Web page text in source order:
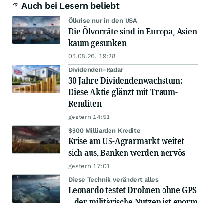
Auch bei Lesern beliebt
Ölkrise nur in den USA
Die Ölvorräte sind in Europa, Asien
kaum gesunken
06.08.26, 19:28
Dividenden-Radar
30 Jahre Dividendenwachstum:
Diese Aktie glänzt mit Traum-
Renditen
gestern 14:51
$600 Milliarden Kredite
Krise am US-Agrarmarkt weitet
sich aus, Banken werden nervös
gestern 17:01
Diese Technik verändert alles
Leonardo testet Drohnen ohne GPS